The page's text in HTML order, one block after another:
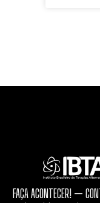
FAÇA ACONTECER! —